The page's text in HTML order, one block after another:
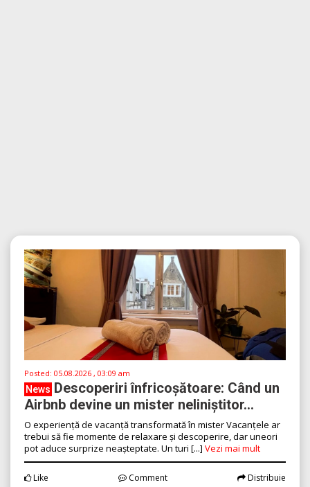
Posted: 05.08.2026 , 03:09 am
News Descoperiri înfricoșătoare: Când un
Airbnb devine un mister neliniștitor...
O experiență de vacanță transformată în mister Vacanțele ar
trebui să fie momente de relaxare și descoperire, dar uneori
pot aduce surprize neașteptate. Un turi [...] Vezi mai mult
Like Comment Distribuie